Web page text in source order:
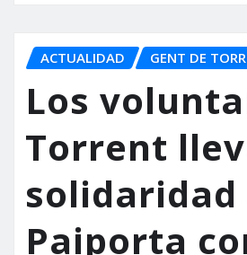
ACTUALIDAD GENT DE
Los
Torrent
solidaridad
Paiporta